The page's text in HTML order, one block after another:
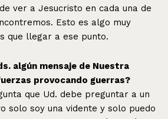
ver a Jesucristo en cada una de
Esto es algo muy
que llegar a ese punto.
algún mensaje de Nuestra
provocando guerras?
que Ud. debe preguntar a un
solo soy una vidente y solo puedo